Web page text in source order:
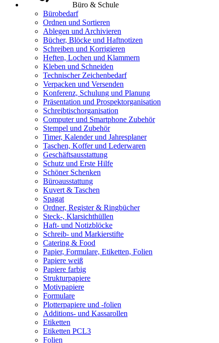
Büro & Schule
Bürobedarf
Ordnen und Sortieren
Ablegen und Archivieren
Bücher, Blöcke und Haftnotizen
Schreiben und Korrigieren
Heften, Lochen und Klammern
Kleben und Schneiden
Technischer Zeichenbedarf
Verpacken und Versenden
Konferenz, Schulung und Planung
Präsentation und Prospektorganisation
Schreibtischorganisation
Computer und Smartphone Zubehör
Stempel und Zubehör
Timer, Kalender und Jahresplaner
Taschen, Koffer und Lederwaren
Geschäftsausstattung
Schutz und Erste Hilfe
Schöner Schenken
Büroausstattung
Kuvert & Taschen
Spagat
Ordner, Register & Ringbücher
Steck-, Klarsichthüllen
Haft- und Notizblöcke
Schreib- und Markierstifte
Catering & Food
Papier, Formulare, Etiketten, Folien
Papiere weiß
Papiere farbig
Strukturpapiere
Motivpapiere
Formulare
Plotterpapiere und -folien
Additions- und Kassarollen
Etiketten
Etiketten PCL3
Folien